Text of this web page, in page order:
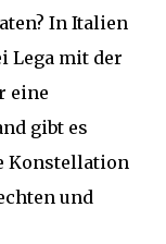
In Italien
Lega mit der
eine
gibt es
Konstellation
und